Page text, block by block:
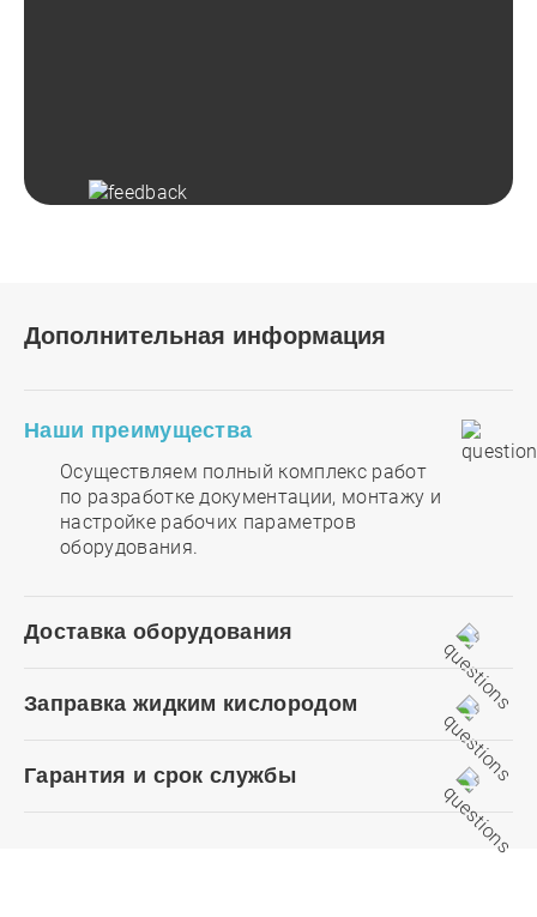
Дополнительная информация
Наши преимущества
Осуществляем полный комплекс работ
по разработке документации, монтажу и
настройке рабочих параметров
оборудования.
Доставка оборудования
Заправка жидким кислородом
Гарантия и срок службы